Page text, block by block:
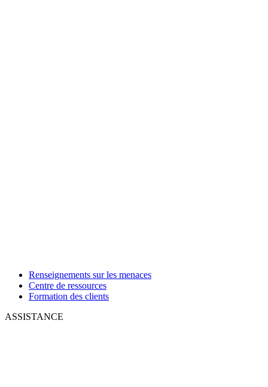
Renseignements sur les menaces
Centre de ressources
Formation des clients
ASSISTANCE